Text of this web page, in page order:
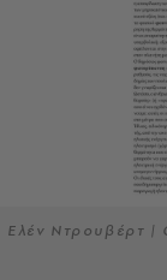
Ελέν Ντρουβέρτ |